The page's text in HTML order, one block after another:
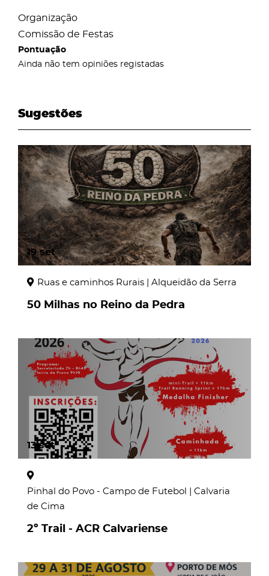
Organização
Comissão de Festas
Pontuação
Ainda não tem opiniões registadas
Sugestões
page
19 set
Ruas e caminhos Rurais | Alqueidão da Serra
50 Milhas no Reino da Pedra
page
13 set
Pinhal do Povo - Campo de Futebol | Calvaria
de Cima
2º Trail - ACR Calvariense
page